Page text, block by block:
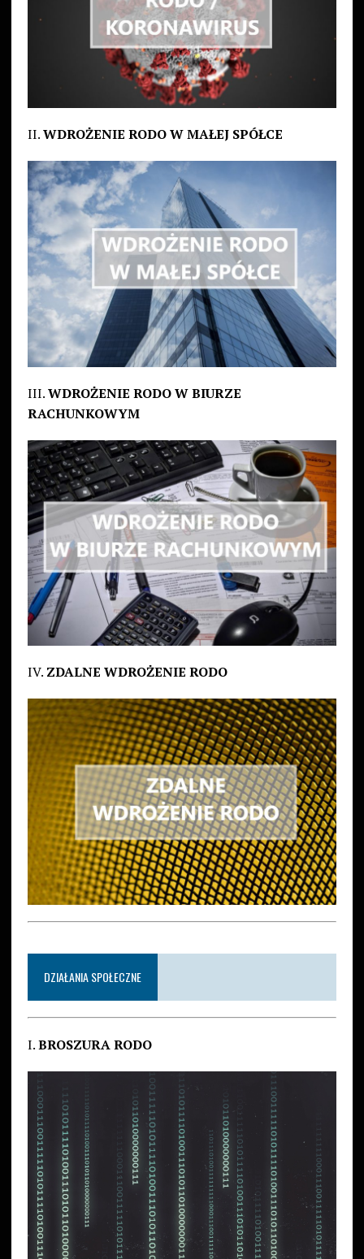
II.WDROŻENIE RODO W MAŁEJ SPÓŁCE
III.WDROŻENIE RODO W BIURZE
RACHUNKOWYM
IV. ZDALNE WDROŻENIE RODO
DZIAŁANIA SPOŁECZNE
I.BROSZURA RODO